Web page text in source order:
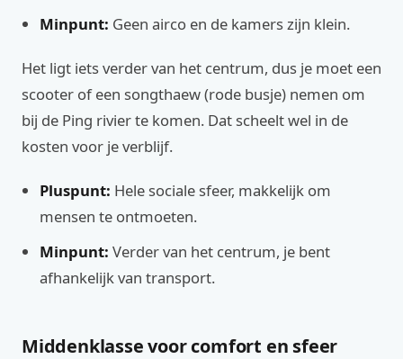
Minpunt: Geen airco en de kamers zijn klein.
Het ligt iets verder van het centrum, dus je moet een
scooter of een songthaew (rode busje) nemen om
bij de Ping rivier te komen. Dat scheelt wel in de
kosten voor je verblijf.
Pluspunt: Hele sociale sfeer, makkelijk om
mensen te ontmoeten.
Minpunt: Verder van het centrum, je bent
afhankelijk van transport.
Middenklasse voor comfort en sfeer